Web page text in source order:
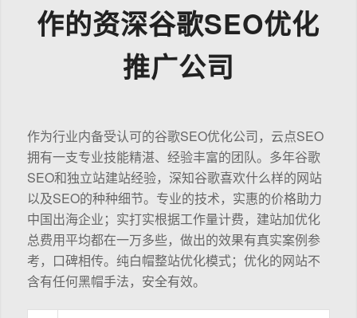
作的资深谷歌SEO优化
推广公司
作为行业内备受认可的谷歌SEO优化公司，云点SEO
拥有一支专业技能精湛、经验丰富的团队。多年谷歌
SEO和独立站建站经验，深知谷歌喜欢什么样的网站
以及SEO的种种细节。专业的技术，实惠的价格助力
中国出海企业；实打实根据工作量计费，建站加优化
总费用平均都在一万多些，做出的效果有真实案例参
考，口碑相传。纯白帽整站优化模式；优化的网站不
含有任何黑帽手法，安全有效。